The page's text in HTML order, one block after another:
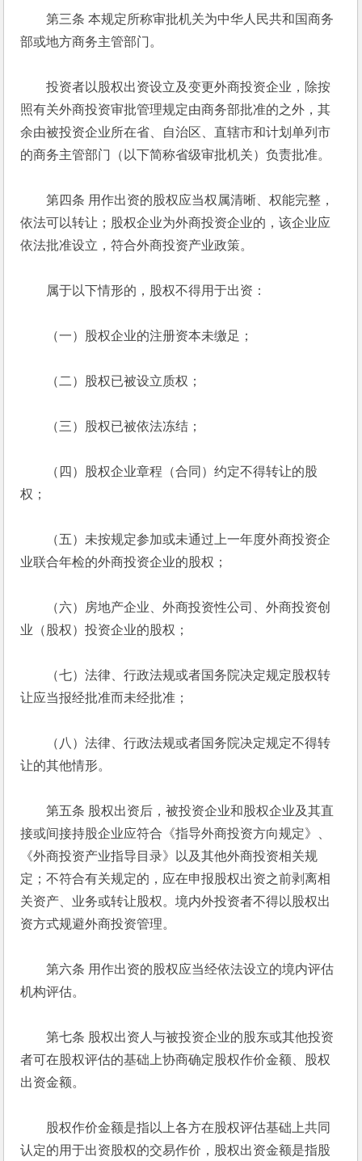
第三条 本规定所称审批机关为中华人民共和国商务
部或地方商务主管部门。
投资者以股权出资设立及变更外商投资企业，除按
照有关外商投资审批管理规定由商务部批准的之外，其
余由被投资企业所在省、自治区、直辖市和计划单列市
的商务主管部门（以下简称省级审批机关）负责批准。
第四条 用作出资的股权应当权属清晰、权能完整，
依法可以转让；股权企业为外商投资企业的，该企业应
依法批准设立，符合外商投资产业政策。
属于以下情形的，股权不得用于出资：
（一）股权企业的注册资本未缴足；
（二）股权已被设立质权；
（三）股权已被依法冻结；
（四）股权企业章程（合同）约定不得转让的股
权；
（五）未按规定参加或未通过上一年度外商投资企
业联合年检的外商投资企业的股权；
（六）房地产企业、外商投资性公司、外商投资创
业（股权）投资企业的股权；
（七）法律、行政法规或者国务院决定规定股权转
让应当报经批准而未经批准；
（八）法律、行政法规或者国务院决定规定不得转
让的其他情形。
第五条 股权出资后，被投资企业和股权企业及其直
接或间接持股企业应符合《指导外商投资方向规定》、
《外商投资产业指导目录》以及其他外商投资相关规
定；不符合有关规定的，应在申报股权出资之前剥离相
关资产、业务或转让股权。境内外投资者不得以股权出
资方式规避外商投资管理。
第六条 用作出资的股权应当经依法设立的境内评估
机构评估。
第七条 股权出资人与被投资企业的股东或其他投资
者可在股权评估的基础上协商确定股权作价金额、股权
出资金额。
股权作价金额是指以上各方在股权评估基础上共同
认定的用于出资股权的交易作价，股权出资金额是指股